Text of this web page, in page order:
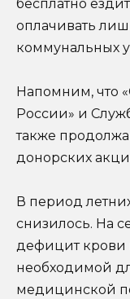
бесплатно
оплачивать
коммунальных
Напомним, что
России» и
также
донорских
В период
снизилось. На
дефицит крови
необходимой
медицинской